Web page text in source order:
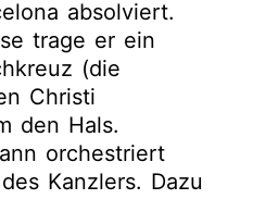
absolviert.
trage er ein
(die
Christi
den Hals.
orchestriert
Kanzlers. Dazu